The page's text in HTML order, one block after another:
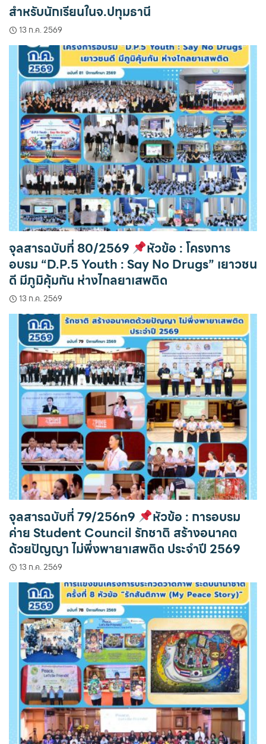
สำหรับนักเรียนในจ.ปทุมธานี
13 ก.ค. 2569
จุลสารฉบับที่ 80/2569
หัวข้อ : โครงการ
อบรม “D.P.5 Youth : Say No Drugs” เยาวชน
ดี มีภูมิคุ้มกัน ห่างไกลยาเสพติด
13 ก.ค. 2569
จุลสารฉบับที่ 79/256n9
หัวข้อ : การอบรม
ค่าย Student Council รักชาติ สร้างอนาคต
ด้วยปัญญา ไม่พึ่งพายาเสพติด ประจำปี 2569
13 ก.ค. 2569